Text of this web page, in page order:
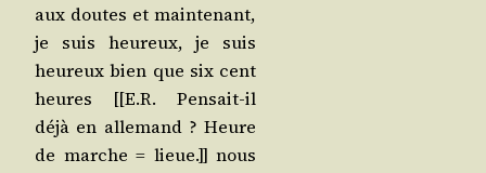
aux doutes et main­te­nant,
je suis heu­reux, je suis
heu­reux bien que six cent
heures [[E.R. Pen­sait-il
déjà en alle­mand ? Heure
de marche = lieue.]] nous